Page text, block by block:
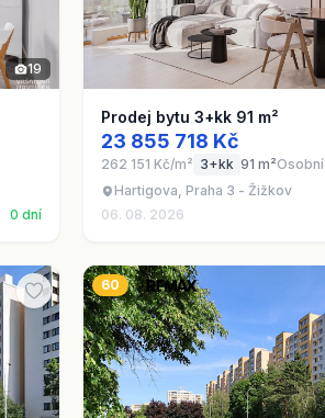
19
0 dní
Prodej bytu 3+kk 91 m²
23 855 718 Kč
262 151 Kč/m² 3+kk 91 m²Osobní
Hartigova, Praha 3 - Žižkov
06. 08. 2026
60